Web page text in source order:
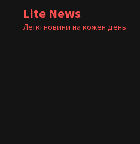
Lite News
Легкі новини на кожен день